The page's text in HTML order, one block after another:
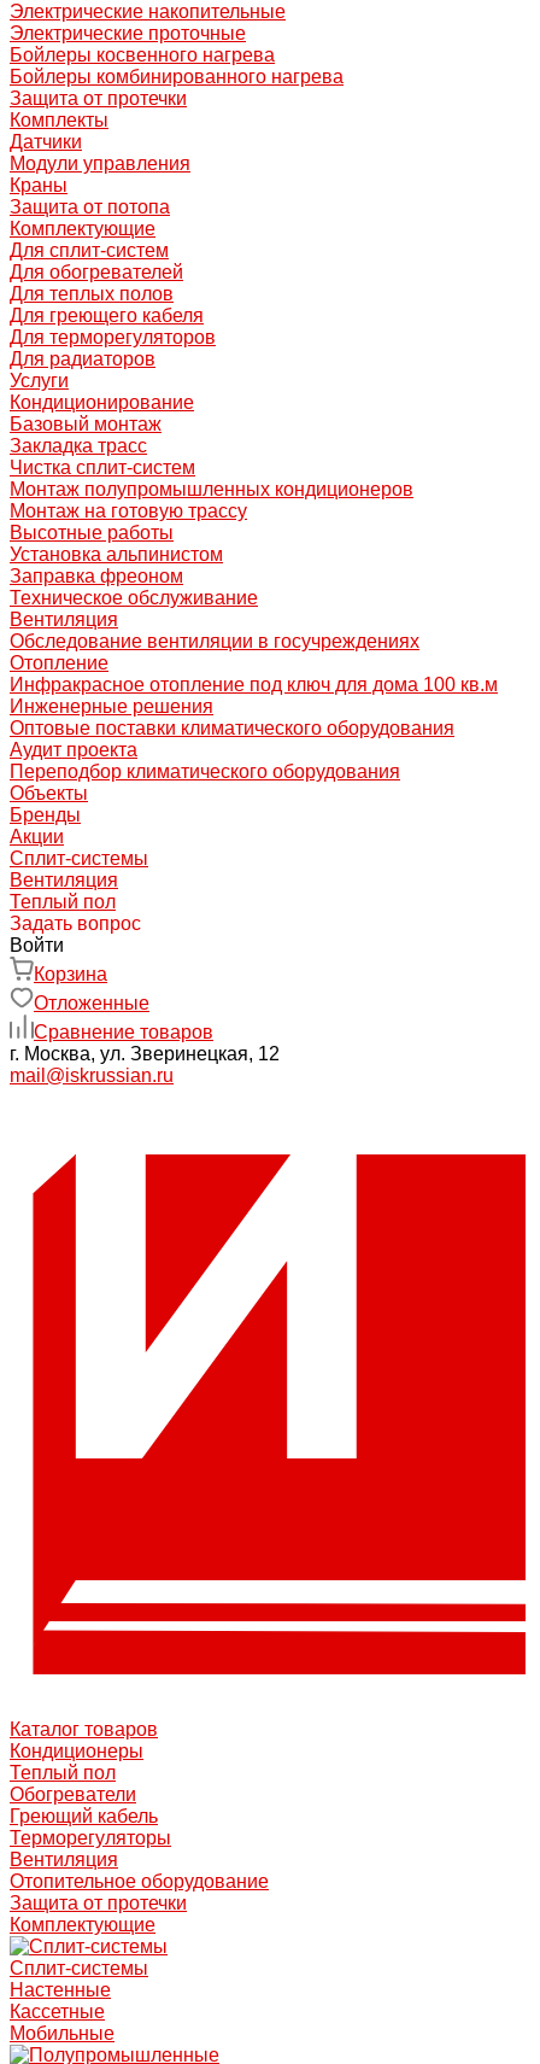
Электрические накопительные
Электрические проточные
Бойлеры косвенного нагрева
Бойлеры комбинированного нагрева
Защита от протечки
Комплекты
Датчики
Модули управления
Краны
Защита от потопа
Комплектующие
Для сплит-систем
Для обогревателей
Для теплых полов
Для греющего кабеля
Для терморегуляторов
Для радиаторов
Услуги
Кондиционирование
Базовый монтаж
Закладка трасс
Чистка сплит-систем
Монтаж полупромышленных кондиционеров
Монтаж на готовую трассу
Высотные работы
Установка альпинистом
Заправка фреоном
Техническое обслуживание
Вентиляция
Обследование вентиляции в госучреждениях
Отопление
Инфракрасное отопление под ключ для дома 100 кв.м
Инженерные решения
Оптовые поставки климатического оборудования
Аудит проекта
Переподбор климатического оборудования
Объекты
Бренды
Акции
Сплит-системы
Вентиляция
Теплый пол
Задать вопрос
Войти
Корзина
Отложенные
Сравнение товаров
г. Москва, ул. Зверинецкая, 12
mail@iskrussian.ru
Каталог товаров
Кондиционеры
Теплый пол
Обогреватели
Греющий кабель
Терморегуляторы
Вентиляция
Отопительное оборудование
Защита от протечки
Комплектующие
Сплит-системы
Настенные
Кассетные
Мобильные